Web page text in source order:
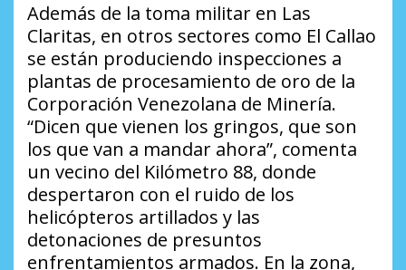
Además de la toma militar en Las
Claritas, en otros sectores como El Callao
se están produciendo inspecciones a
plantas de procesamiento de oro de la
Corporación Venezolana de Minería.
“Dicen que vienen los gringos, que son
los que van a mandar ahora”, comenta
un vecino del Kilómetro 88, donde
despertaron con el ruido de los
helicópteros artillados y las
detonaciones de presuntos
enfrentamientos armados. En la zona,